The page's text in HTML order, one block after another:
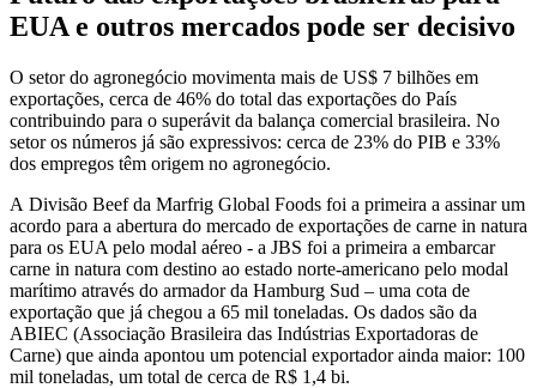
EUA e outros mercados pode ser decisivo
O setor do agronegócio movimenta mais de US$ 7 bilhões em
exportações, cerca de 46% do total das exportações do País
contribuindo para o superávit da balança comercial brasileira. No
setor os números já são expressivos: cerca de 23% do PIB e 33%
dos empregos têm origem no agronegócio.
A Divisão Beef da Marfrig Global Foods foi a primeira a assinar um
acordo para a abertura do mercado de exportações de carne in natura
para os EUA pelo modal aéreo - a JBS foi a primeira a embarcar
carne in natura com destino ao estado norte-americano pelo modal
marítimo através do armador da Hamburg Sud – uma cota de
exportação que já chegou a 65 mil toneladas. Os dados são da
ABIEC (Associação Brasileira das Indústrias Exportadoras de
Carne) que ainda apontou um potencial exportador ainda maior: 100
mil toneladas, um total de cerca de R$ 1,4 bi.